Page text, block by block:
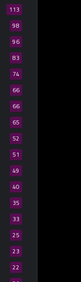
113
98
96
83
74
66
66
65
52
51
49
40
35
33
25
23
22